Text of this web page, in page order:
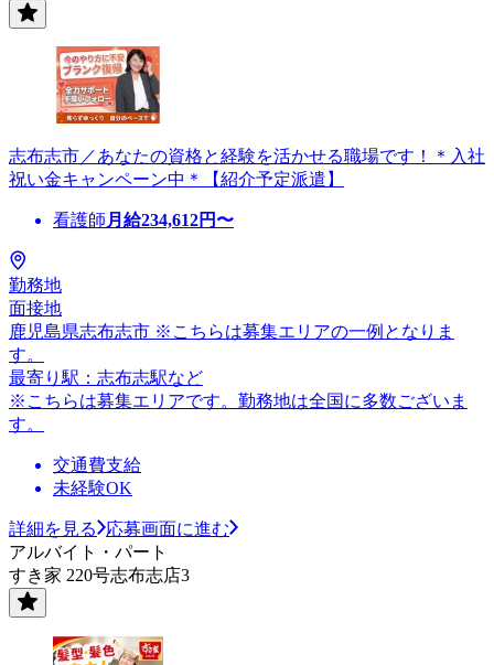
志布志市／あなたの資格と経験を活かせる職場です！＊入社
祝い金キャンペーン中＊【紹介予定派遣】
看護師 月給234,612円〜
勤務地
面接地
鹿児島県志布志市 ※こちらは募集エリアの一例となりま
す。
最寄り駅：志布志駅など
※こちらは募集エリアです。勤務地は全国に多数ございま
す。
交通費支給
未経験OK
詳細を見る
応募画面に進む
アルバイト・パート
すき家 220号志布志店3